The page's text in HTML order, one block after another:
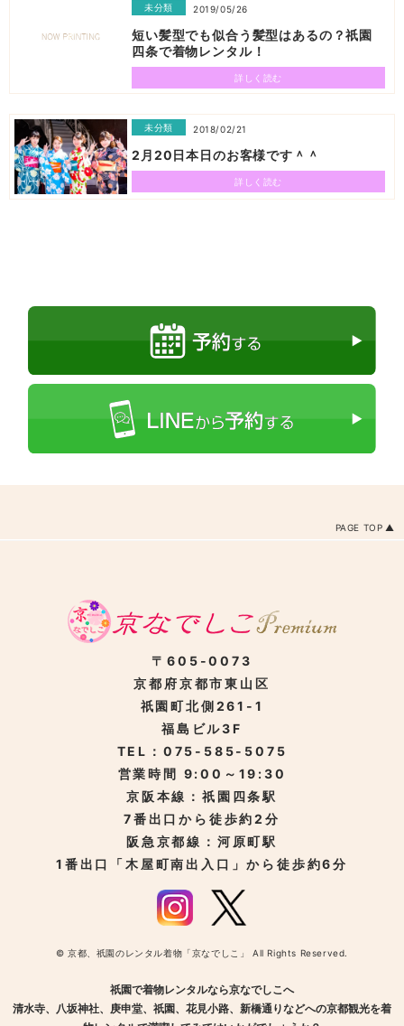
未分類 2019/05/26
短い髪型でも似合う髪型はあるの？祇園
四条で着物レンタル！
詳しく読む
未分類 2018/02/21
2月20日本日のお客様です＾＾
詳しく読む
PAGE TOP
〒605-0073
京都府京都市東山区
祇園町北側261-1
福島ビル3F
TEL：075-585-5075
営業時間 9:00～19:30
京阪本線：祇園四条駅
7番出口から徒歩約2分
阪急京都線：河原町駅
1番出口「木屋町南出入口」から徒歩約6分
© 京都、祇園のレンタル着物「京なでしこ」 All Rights Reserved.
祇園で着物レンタルなら京なでしこへ
清水寺、八坂神社、庚申堂、祇園、花見小路、新橋通りなどへの京都観光を着